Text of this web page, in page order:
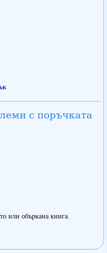
с поръчката
или объркана книга.